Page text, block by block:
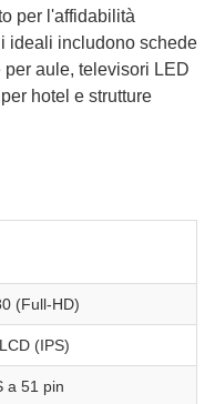
per l'affidabilità
ideali includono schede
aule, televisori LED
hotel e strutture
(Full-HD)
(IPS)
a 51 pin